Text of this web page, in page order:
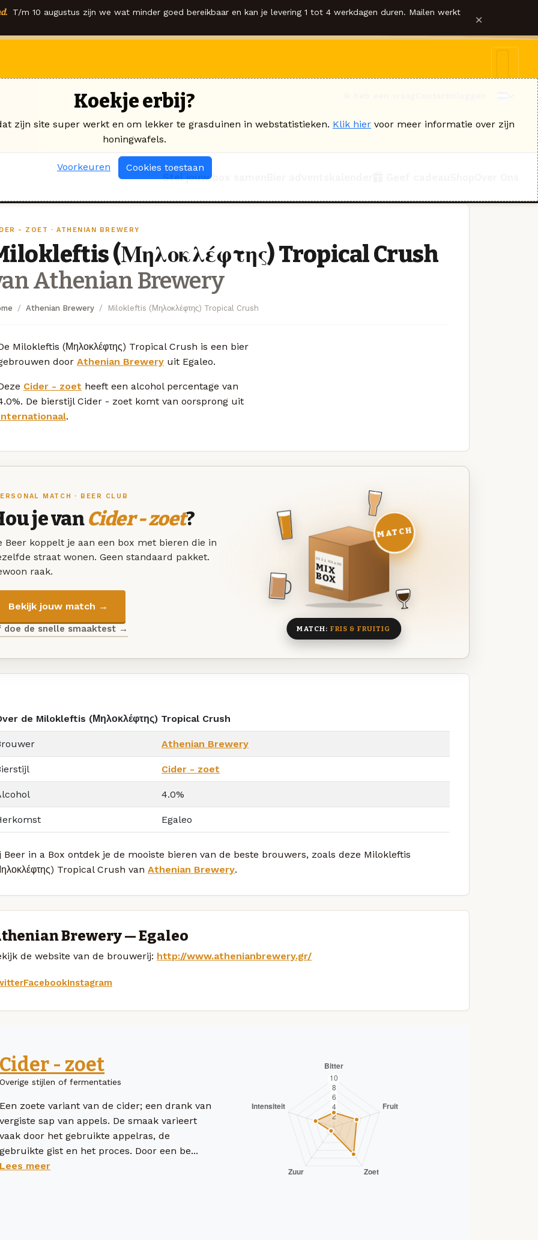
T/m 10 augustus zijn we wat minder goed bereikbaar en kan je levering 1 tot 4 werkdagen duren. Mailen werkt ×
Stel jouw box samen
- ZOET · ATHENIAN BREWERY
(Μηλοκλέφτης) Tropical Crush
Athenian Brewery
Athenian Brewery Milokleftis (Μηλοκλέφτης) Tropical Crush
Milokleftis (Μηλοκλέφτης) Tropical Crush is een bier
door Athenian Brewery uit Egaleo.
Cider - zoet heeft een alcohol percentage van
De bierstijl Cider - zoet komt van oorsprong uit
.
MATCH · BEER CLUB
je vanCider - zoet?
Beer koppelt je aan een box met bieren die in
straat wonen. Geen standaard pakket.
raak.
Bekijk jouw match →
doe de snelle smaaktest →
DEZE MAAND
MIX
BOX
8 BIEREN
MATCH
MATCH: FRIS & FRUITIG
de Milokleftis (Μηλοκλέφτης) Tropical Crush
Athenian Brewery
Cider - zoet
4.0%
Egaleo
Beer in a Box ontdek je de mooiste bieren van de beste brouwers, zoals deze Milokleftis
Tropical Crush van Athenian Brewery.
Brewery — Egaleo
de website van de brouwerij: http://www.athenianbrewery.gr/
FacebookInstagram
Cider - zoet
Overige stijlen of fermentaties
Een zoete variant van de cider; een drank van
vergiste sap van appels. De smaak varieert
vaak door het gebruikte appelras, de
gebruikte gist en het proces. Door een be...
Lees meer
Koekje erbij?
zijn site super werkt en om lekker te grasduinen in webstatistieken. Klik hier voor meer informatie over zijn
honingwafels.
Voorkeuren Cookies toestaan